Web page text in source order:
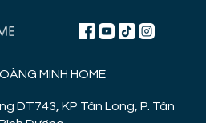
MINH HOME
DT743, KP Tân Long, P. Tân